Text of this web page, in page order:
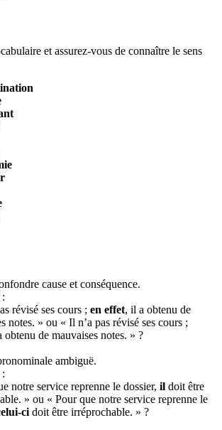
et assurez-vous de connaître le sens
cause et conséquence.
révisé ses cours ; en effet, il a obtenu de
notes. » ou « Il n’a pas révisé ses cours ;
obtenu de mauvaises notes. » ?
ambiguë.
notre service reprenne le dossier, il doit être
» ou « Pour que notre service reprenne le
ci doit être irréprochable. » ?